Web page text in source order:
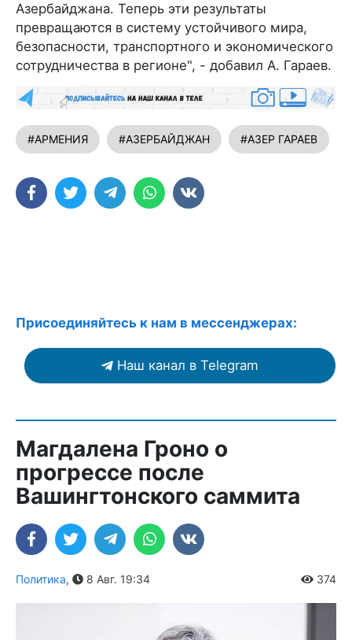
Азербайджана. Теперь эти результаты
превращаются в систему устойчивого мира,
безопасности, транспортного и экономического
сотрудничества в регионе", - добавил А. Гараев.
#АРМЕНИЯ #АЗЕРБАЙДЖАН #АЗЕР ГАРАЕВ
Присоединяйтесь к нам в мессенджерах:
Наш канал в Telegram
Магдалена Гроно о
прогрессе после
Вашингтонского саммита
Политика, 8 Авг. 19:34 374